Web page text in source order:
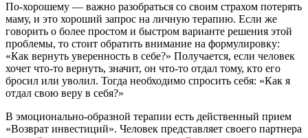
По-хорошему — важно разобраться со своим страхом потерять
маму, и это хороший запрос на личную терапию. Если же
говорить о более простом и быстром варианте решения этой
проблемы, то стоит обратить внимание на формулировку:
«Как вернуть уверенность в себе?» Получается, если человек
хочет что-то вернуть, значит, он что-то отдал тому, кто его
бросил или уволил. Тогда необходимо спросить себя: «Как я
отдал свою веру в себя?»
В эмоционально-образной терапии есть действенный прием
«Возврат инвестиций». Человек представляет своего партнера